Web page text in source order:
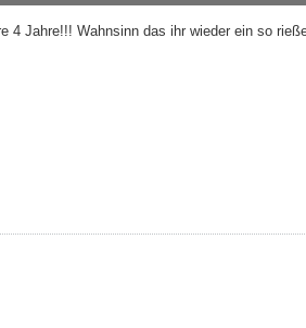
4 Jahre!!! Wahnsinn das ihr wieder ein so